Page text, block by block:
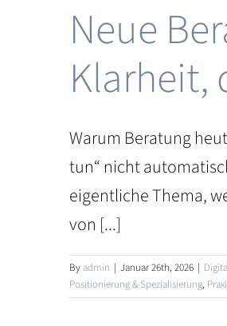
Neue
Klarheit,
Warum Beratung
tun“ nicht
eigentliche Thema,
von [...]
Byadmin | Januar 26th, 2026 |
Positionierung & Spezialisierung,